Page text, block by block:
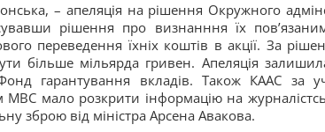
– апеляція на рішення Окружного
рішення про визнанння їх
переведення їхніх коштів в акції. За
більше мільярда гривен. Апеляція
гарантування вкладів. Також КААС за
мало розкрити інформацію на
зброю від міністра Арсена Авакова.